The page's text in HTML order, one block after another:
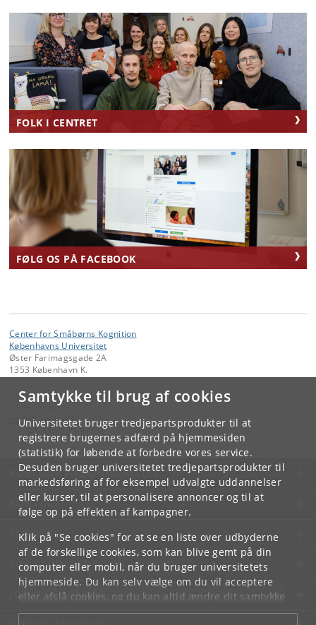
Samtykke til brug af cookies
Universitetet bruger tredjepartsprodukter til at
registrere brugernes adfærd på hjemmesiden
(statistik) for løbende at forbedre vores service.
Desuden bruger universitetet tredjepartsprodukter til
markedsføring af for eksempel udvalgte uddannelser
eller kurser, til at personalisere annoncer og til at
følge op på effekten af kampagner.
Klik på "Se cookies" for at se en liste over udbyderne
af de forskellige cookies, som kan blive gemt på din
computer eller mobil, når du bruger universitetets
hjemmeside. Du kan selv vælge om du vil acceptere
eller afslå cookies, og du kan altid ændre dit samtykke
underCookie- og privatlivspolitiksom du finder i
FOLK I CENTRET
FØLG OS PÅ FACEBOOK
Center for Småbørns Kognition
Københavns Universitet
Øster Farimagsgade 2A
1353 København K.
Kontakt:
Helle Lukowski
hedu@psy.ku.dk
+45 35 33 33 91
KØBENHAVNS UNIVERSITET
KONTAKT
SERVICES
FOR STUDERENDE OG ANSATTE
JOB OG KARRIERE